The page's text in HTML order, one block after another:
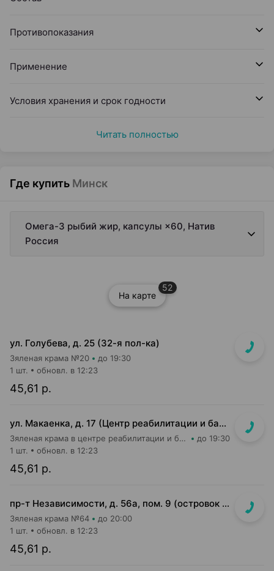
Противопоказания
Применение
Условия хранения и срок годности
Читать полностью
Где купить Минск
Омега-3 рыбий жир, капсулы ×60, Натив
Россия
На карте
52
ул. Голубева, д. 25 (32-я пол-ка)
Зяленая крама №20 до 19:30
45,61 р.
1 шт. обновл. в 12:23
ул. Макаенка, д. 17 (Центр реабилитации и бальнеолечения))
Зяленая крама в центре реабилитации и бальнеолечения до 19:30
45,61 р.
1 шт. обновл. в 12:23
пр-т Независимости, д. 56а, пом. 9 (островок на входе в м-н Мегатоп)
Зяленая крама №64 до 20:00
45,61 р.
1 шт. обновл. в 12:23